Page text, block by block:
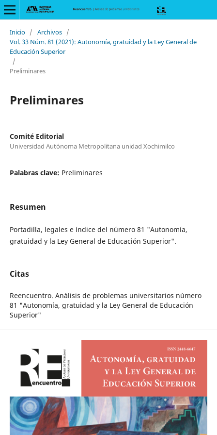
Inicio / Archivos /
Vol. 33 Núm. 81 (2021): Autonomía, gratuidad y la Ley General de
Educación Superior
/
Preliminares
Preliminares
Comité Editorial
Universidad Autónoma Metropolitana unidad Xochimilco
Palabras clave: Preliminares
Resumen
Portadilla, legales e índice del número 81 "Autonomía,
gratuidad y la Ley General de Educación Superior".
Citas
Reencuentro. Análisis de problemas universitarios número
81 "Autonomía, gratuidad y la Ley General de Educación
Superior"